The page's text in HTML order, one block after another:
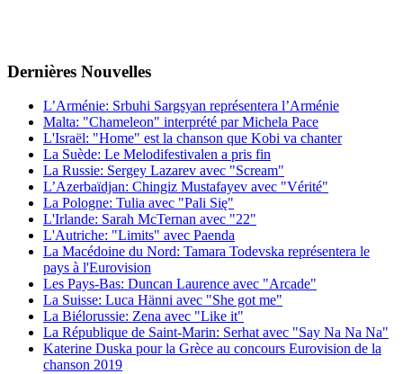
Dernières Νouvelles
L’Arménie: Srbuhi Sargsyan représentera l’Arménie
Malta: "Chameleon" interprété par Michela Pace
L'Israël: "Home" est la chanson que Kobi va chanter
La Suède: Le Melodifestivalen a pris fin
La Russie: Sergey Lazarev avec "Scream"
L’Azerbaïdjan: Chingiz Mustafayev avec "Vérité"
La Pologne: Tulia avec "Pali Się"
L'Irlande: Sarah McTernan avec "22"
L'Autriche: "Limits" avec Paenda
La Macédoine du Nord: Tamara Todevska représentera le
pays à l'Eurovision
Les Pays-Bas: Duncan Laurence avec "Arcade"
La Suisse: Luca Hänni avec "She got me"
La Biélorussie: Zena avec "Like it"
La République de Saint-Marin: Serhat avec "Say Na Na Na"
Katerine Duska pour la Grèce au concours Eurovision de la
chanson 2019